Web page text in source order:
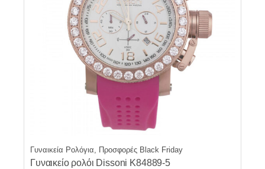
Γυναικεία Ρολόγια, Προσφορές Black Friday
Γυναικείο ρολόι Dissoni K84889-5